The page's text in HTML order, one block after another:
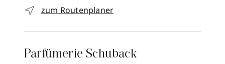
zum Routenplaner
Parfümerie Schuback